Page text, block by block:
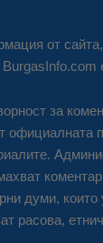
от сайта,
за
официалната
думи, които
расова,